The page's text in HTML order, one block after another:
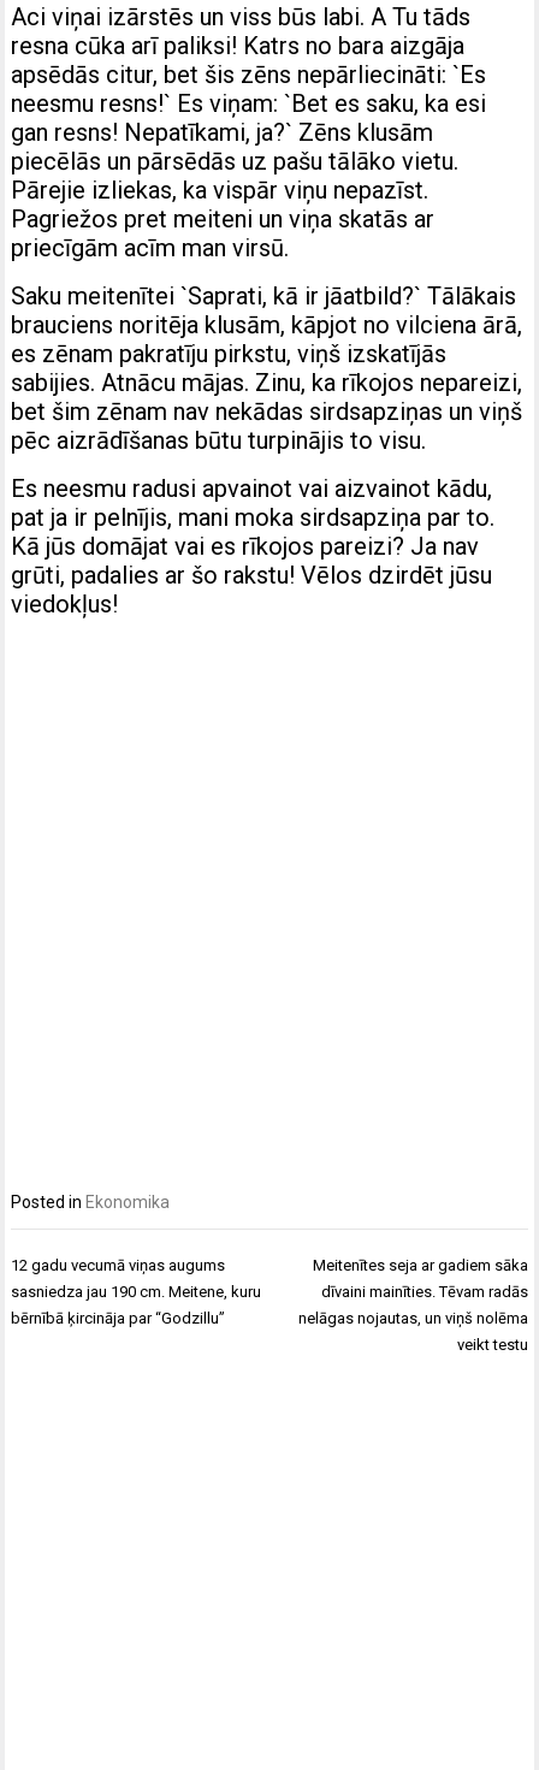
Aci viņai izārstēs un viss būs labi. A Tu tāds
resna cūka arī paliksi! Katrs no bara aizgāja
apsēdās citur, bet šis zēns nepārliecināti: `Es
neesmu resns!` Es viņam: `Bet es saku, ka esi
gan resns! Nepatīkami, ja?` Zēns klusām
piecēlās un pārsēdās uz pašu tālāko vietu.
Pārejie izliekas, ka vispār viņu nepazīst.
Pagriežos pret meiteni un viņa skatās ar
priecīgām acīm man virsū.
Saku meitenītei `Saprati, kā ir jāatbild?` Tālākais
brauciens noritēja klusām, kāpjot no vilciena ārā,
es zēnam pakratīju pirkstu, viņš izskatījās
sabijies. Atnācu mājas. Zinu, ka rīkojos nepareizi,
bet šim zēnam nav nekādas sirdsapziņas un viņš
pēc aizrādīšanas būtu turpinājis to visu.
Es neesmu radusi apvainot vai aizvainot kādu,
pat ja ir pelnījis, mani moka sirdsapziņa par to.
Kā jūs domājat vai es rīkojos pareizi? Ja nav
grūti, padalies ar šo rakstu! Vēlos dzirdēt jūsu
viedokļus!
Posted in Ekonomika
Post
navigation
12 gadu vecumā viņas augums
sasniedza jau 190 cm. Meitene, kuru
bērnībā ķircināja par “Godzillu”
Meitenītes seja ar gadiem sāka
dīvaini mainīties. Tēvam radās
nelāgas nojautas, un viņš nolēma
veikt testu